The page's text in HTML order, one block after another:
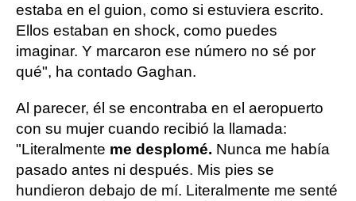
estaba en el guion, como si estuviera escrito.
Ellos estaban en shock, como puedes
imaginar. Y marcaron ese número no sé por
qué", ha contado Gaghan.
Al parecer, él se encontraba en el aeropuerto
con su mujer cuando recibió la llamada:
"Literalmente me desplomé. Nunca me había
pasado antes ni después. Mis pies se
hundieron debajo de mí. Literalmente me senté